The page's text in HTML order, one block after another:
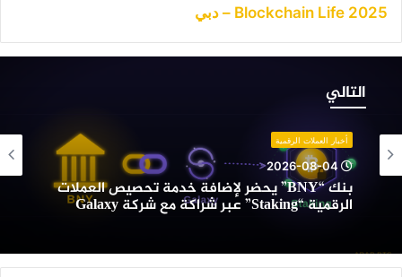
Blockchain Life 2025 – دبي
التالي
خدمة
تحصيص
العملات
شراكة
مع
أخبار العملات الرقمية
2026-08-04
بنك “BNY” يحضر لإضافة خدمة تحصيص العملات
الرقمية “Staking” عبر شراكة مع شركة Galaxy